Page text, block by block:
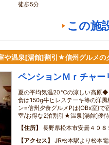
徒歩5分
この施
や温泉[湯館]割引★信州グルメの
ペンションＭｒチャー
夏の平均気温20℃の涼しい高原
食は150g牛ヒレステーキ等の洋
ン=信州夕食グルメPは{OBx室}
室/お得な2泊割引★温泉[湯館]優
住所
長野県松本市安曇４０８
アクセス
JR松本駅より松本